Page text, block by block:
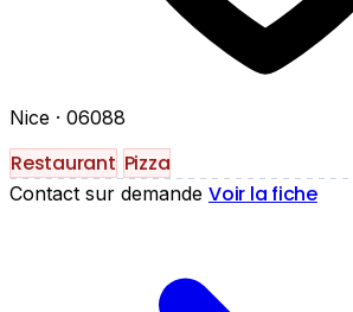
Nice · 06088
Restaurant Pizza
Contact sur demande Voir la fiche